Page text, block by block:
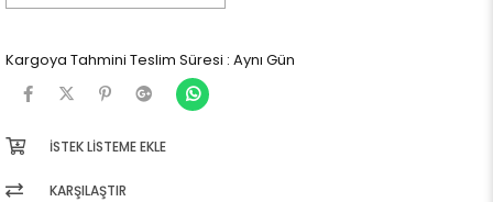
Kargoya Tahmini Teslim Süresi : Aynı Gün
İSTEK LISTEME EKLE
KARŞILAŞTIR